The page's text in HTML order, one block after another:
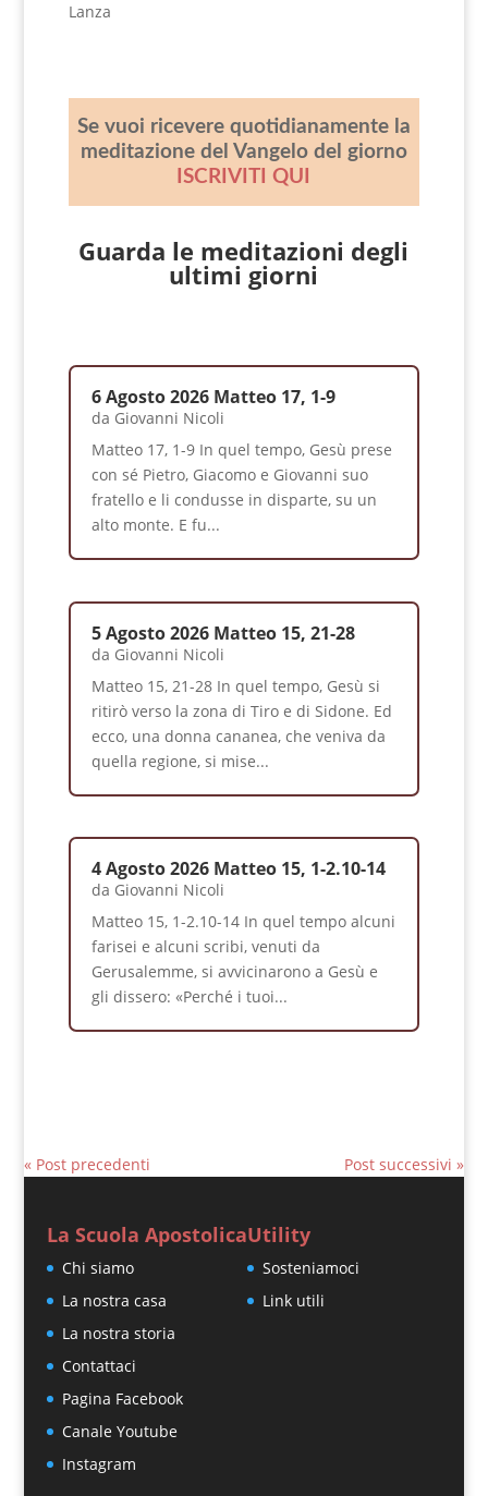
Lanza
Se vuoi ricevere quotidianamente la
meditazione del Vangelo del giorno
ISCRIVITI QUI
Guarda le meditazioni degli
ultimi giorni
6 Agosto 2026 Matteo 17, 1-9
da Giovanni Nicoli
Matteo 17, 1-9 In quel tempo, Gesù prese
con sé Pietro, Giacomo e Giovanni suo
fratello e li condusse in disparte, su un
alto monte. E fu...
5 Agosto 2026 Matteo 15, 21-28
da Giovanni Nicoli
Matteo 15, 21-28 In quel tempo, Gesù si
ritirò verso la zona di Tiro e di Sidone. Ed
ecco, una donna cananea, che veniva da
quella regione, si mise...
4 Agosto 2026 Matteo 15, 1-2.10-14
da Giovanni Nicoli
Matteo 15, 1-2.10-14 In quel tempo alcuni
farisei e alcuni scribi, venuti da
Gerusalemme, si avvicinarono a Gesù e
gli dissero: «Perché i tuoi...
« Post precedenti Post successivi »
La Scuola Apostolica
Chi siamo
La nostra casa
La nostra storia
Contattaci
Pagina Facebook
Canale Youtube
Instagram
Utility
Sosteniamoci
Link utili